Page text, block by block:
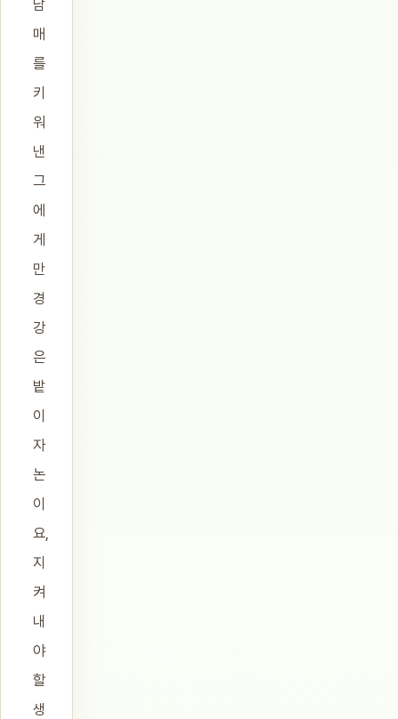
남
매
를
키
워
낸
그
에
게
만
경
강
은
밭
이
자
논
이
요,
지
켜
내
야
할
생